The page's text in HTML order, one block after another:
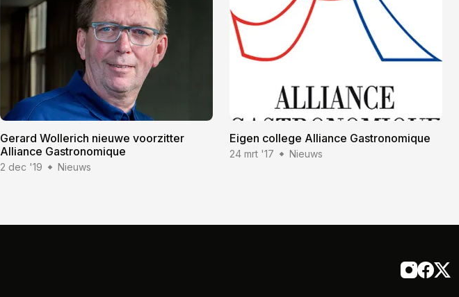
Gerard Wollerich nieuwe voorzitter
Alliance Gastronomique
2 dec '19 Nieuws
Eigen college Alliance Gastronomique
24 mrt '17 Nieuws